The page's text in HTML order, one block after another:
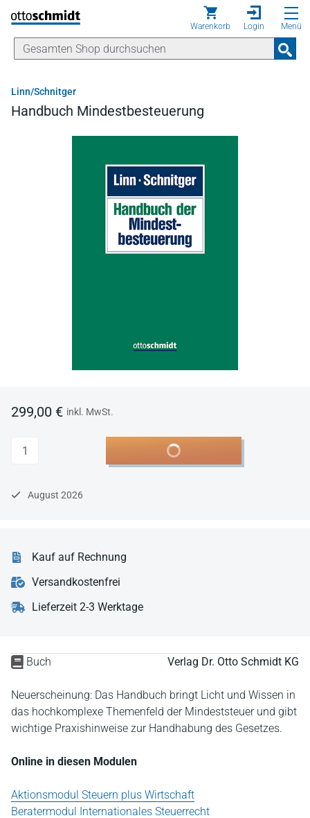
Direkt zum Inhalt
Warenkorb Login Menü
Linn/Schnitger
Handbuch Mindestbesteuerung
Buch Verlag Dr. Otto Schmidt KG
Neuerscheinung: Das Handbuch bringt Licht und Wissen in
das hochkomplexe Themenfeld der Mindeststeuer und gibt
wichtige Praxishinweise zur Handhabung des Gesetzes.
Online in diesen Modulen
Aktionsmodul Steuern plus Wirtschaft
Beratermodul Internationales Steuerrecht
299,00 € inkl. MwSt.
Anzahl In den Warenkorb
August 2026
Kauf auf Rechnung
Versandkostenfrei
Lieferzeit 2-3 Werktage